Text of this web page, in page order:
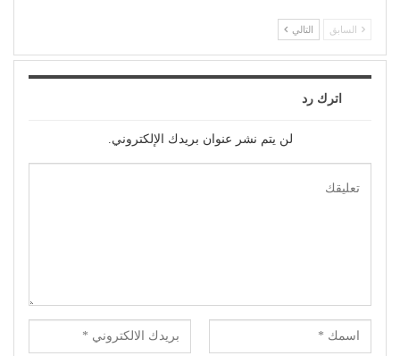
السابق التالي
اترك رد
لن يتم نشر عنوان بريدك الإلكتروني.